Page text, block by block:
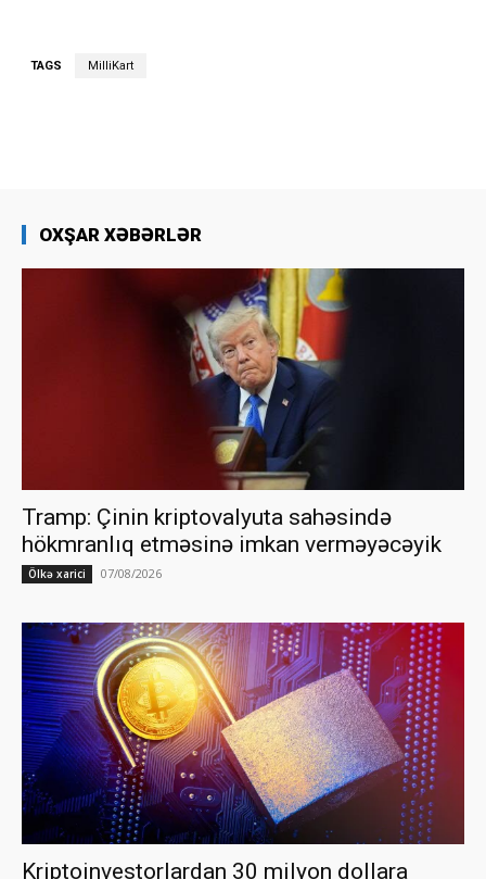
TAGS MilliKart
OXŞAR XƏBƏRLƏR
Tramp: Çinin kriptovalyuta sahəsində
hökmranlıq etməsinə imkan verməyəcəyik
Ölkə xarici 07/08/2026
Kriptoinvestorlardan 30 milyon dollara